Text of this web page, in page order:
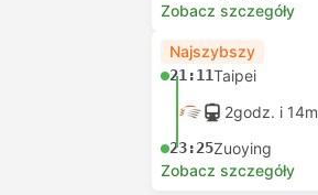
Zobacz szczegóły
Najszybszy
21:11Taipei
2godz. i 14m
23:25Zuoying
Zobacz szczegóły